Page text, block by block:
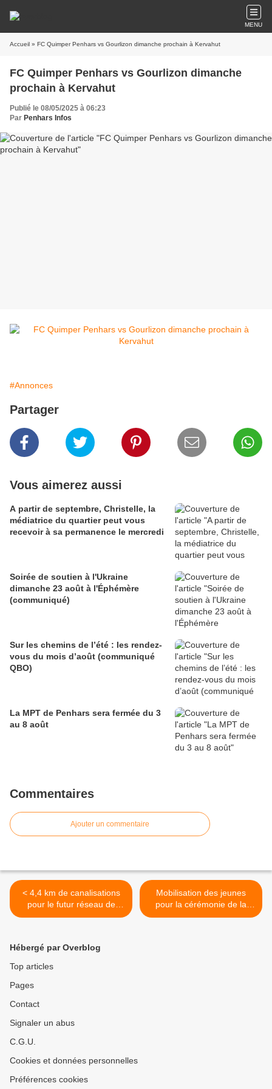
MENU
Accueil » FC Quimper Penhars vs Gourlizon dimanche prochain à Kervahut
FC Quimper Penhars vs Gourlizon dimanche
prochain à Kervahut
Publié le 08/05/2025 à 06:23
Par Penhars Infos
#Annonces
Partager
Vous aimerez aussi
A partir de septembre, Christelle, la
médiatrice du quartier peut vous
recevoir à sa permanence le mercredi
Soirée de soutien à l'Ukraine
dimanche 23 août à l'Éphémère
(communiqué)
Sur les chemins de l’été : les rendez-
vous du mois d’août (communiqué
QBO)
La MPT de Penhars sera fermée du 3
au 8 août
Commentaires
Ajouter un commentaire
< 4,4 km de canalisations
pour le futur réseau de
chaleur biomasse de
Mobilisation des jeunes
pour la cérémonie de la
Victoire du 8 Mai 1945 >
Hébergé par Overblog
Top articles
Pages
Contact
Signaler un abus
C.G.U.
Cookies et données personnelles
Préférences cookies